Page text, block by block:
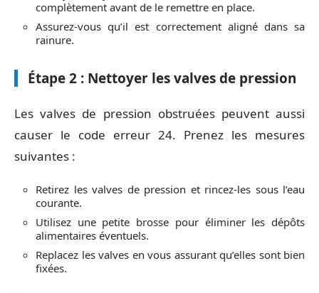
complètement avant de le remettre en place.
Assurez-vous qu’il est correctement aligné dans sa
rainure.
Étape 2 : Nettoyer les valves de pression
Les valves de pression obstruées peuvent aussi
causer le code erreur 24. Prenez les mesures
suivantes :
Retirez les valves de pression et rincez-les sous l’eau
courante.
Utilisez une petite brosse pour éliminer les dépôts
alimentaires éventuels.
Replacez les valves en vous assurant qu’elles sont bien
fixées.